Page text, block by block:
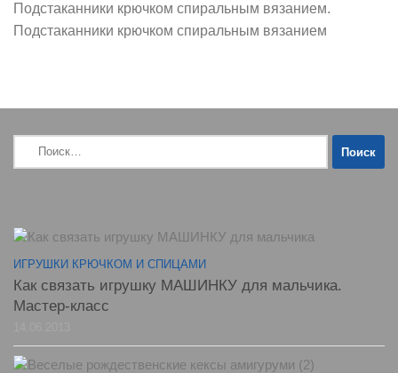
Подстаканники крючком спиральным вязанием.
Подстаканники крючком спиральным вязанием
Найти:
ИГРУШКИ КРЮЧКОМ И СПИЦАМИ
Как связать игрушку МАШИНКУ для мальчика.
Мастер-класс